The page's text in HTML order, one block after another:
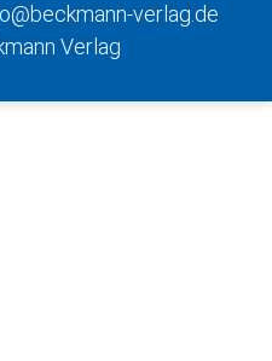
verlag.de
Verlag